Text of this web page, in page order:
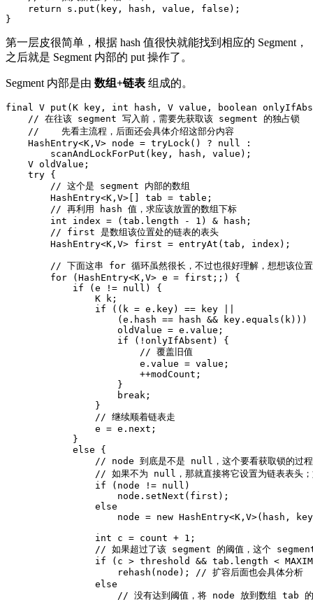
return
s . put ( key , hash , value , false );
}
第一层皮很简单，根据 hash 值很快就能找到相应的 Segment，
之后就是 Segment 内部的 put 操作了。
Segment 内部是由 数组+链表 组成的。
final V put ( K key , int hash , V value , boolean
// 在往该 segment 写入前，需要先获取该 segment 的独占锁
//
先看主流程，后面还会具体介绍这部分内容
HashEntry<K , V> node = tryLock() ? null
:
scanAndLockForPut ( key , hash , value ) ;
V oldValue ;
try {
// 这个是 segment
内部的数组
HashEntry<K , V> tab = table ;
// 再利用 hash 值，求应该放置的数组下标
int
index = ( tab . length - 1 ) & hash ;
//
first 是数组该位置处的链表的表头
HashEntry<K , V> first = entryAt ( tab , index ) ;
// 下面这串 for 循环虽然很长，不过也很好理解，想想该位
for
( HashEntry<K , V> e = first ;;) {
if
( e != null )
{
K
k ;
if
(( k = e . key) == key
( e . hash == hash && key . equals ( k)))
oldValue = e . value ;
if
( ! onlyIfAbsent )
{
// 覆盖旧值
e . value = value ;
++modCount ;
}
break ;
}
// 继续顺着链表走
e = e . next ;
}
else
{
//
node 到底是不是 null ，这个要看获取锁的过
// 如果不为 null ，那就直接将它设置为链表表头
if
( node != null )
node . setNext ( first ) ;
else
node = new HashEntry<K , V>( hash ,
key
int
c = count + 1 ;
// 如果超过了该 segment 的阈值，这个
if
( c > threshold && tab . length <
rehash ( node ) ; // 扩容后面也会具体分析
else
// 没有达到阈值，将 node 放到数组 tab 的